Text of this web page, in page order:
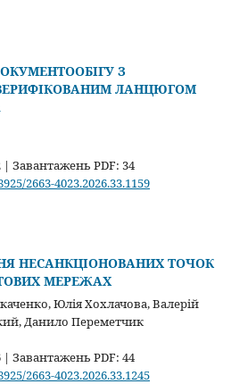
З
ЛАНЦЮГОМ
| Завантажень PDF: 34
2663-4023.2026.33.1159
НЕСАНКЦІОНОВАНИХ ТОЧОК
МЕРЕЖАХ
Юлія Хохлачова, Валерій
Данило Переметчик
| Завантажень PDF: 44
2663-4023.2026.33.1245